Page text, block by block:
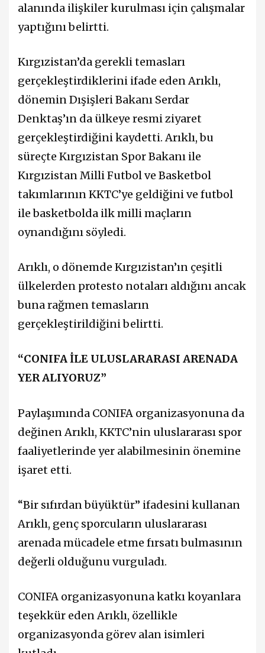
alanında ilişkiler kurulması için çalışmalar
yaptığını belirtti.
Kırgızistan’da gerekli temasları
gerçekleştirdiklerini ifade eden Arıklı,
dönemin Dışişleri Bakanı Serdar
Denktaş’ın da ülkeye resmi ziyaret
gerçekleştirdiğini kaydetti. Arıklı, bu
süreçte Kırgızistan Spor Bakanı ile
Kırgızistan Milli Futbol ve Basketbol
takımlarının KKTC’ye geldiğini ve futbol
ile basketbolda ilk milli maçların
oynandığını söyledi.
Arıklı, o dönemde Kırgızistan’ın çeşitli
ülkelerden protesto notaları aldığını ancak
buna rağmen temasların
gerçekleştirildiğini belirtti.
“CONIFA İLE ULUSLARARASI ARENADA
YER ALIYORUZ”
Paylaşımında CONIFA organizasyonuna da
değinen Arıklı, KKTC’nin uluslararası spor
faaliyetlerinde yer alabilmesinin önemine
işaret etti.
“Bir sıfırdan büyüktür” ifadesini kullanan
Arıklı, genç sporcuların uluslararası
arenada mücadele etme fırsatı bulmasının
değerli olduğunu vurguladı.
CONIFA organizasyonuna katkı koyanlara
teşekkür eden Arıklı, özellikle
organizasyonda görev alan isimleri